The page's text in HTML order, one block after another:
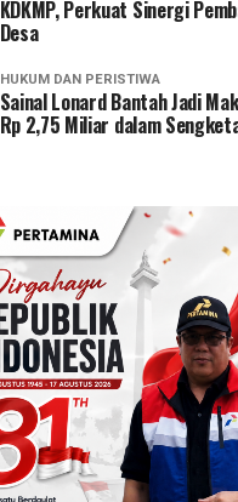
KDKMP, Perkuat Sinergi
Desa
HUKUM DAN PERISTIWA
Sainal Lonard Bantah Jadi
Rp 2,75 Miliar dalam